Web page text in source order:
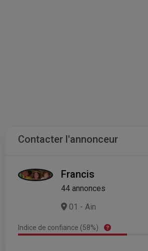
Contacter l'annonceur
Francis
44 annonces
01 - Ain
Indice de confiance (58%)